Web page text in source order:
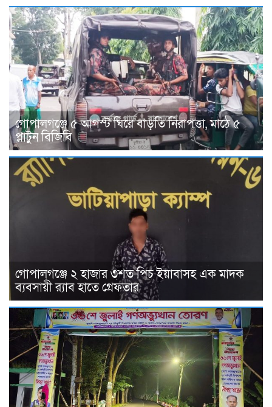
গোপালগঞ্জে ৫ আগস্ট ঘিরে বাড়তি নিরাপত্তা, মাঠে ৫
প্লাটুন বিজিবি
গোপালগঞ্জে ২ হাজার ৩শত পিচ ইয়াবাসহ এক মাদক
ব্যবসায়ী র‌্যাব হাতে গ্রেফতার